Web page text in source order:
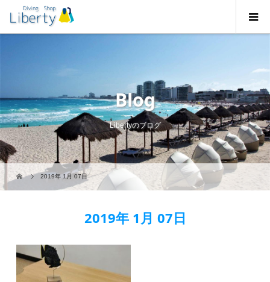
Blog
Libertyのブログ
2019年 1月 07日
2019年 1月 07日